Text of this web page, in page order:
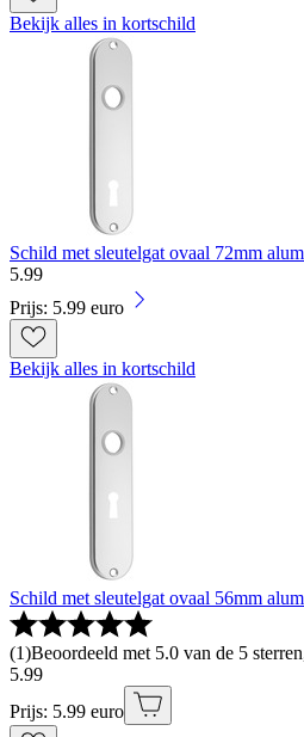
Bekijk alles in kortschild
Schild met sleutelgat ovaal 72mm
5.99
Prijs: 5.99 euro
Bekijk alles in kortschild
Schild met sleutelgat ovaal 56mm
(1)Beoordeeld met 5.0 van de 5
5.99
Prijs: 5.99 euro